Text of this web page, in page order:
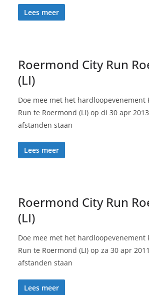
Lees meer
Roermond City Run
(LI)
Doe mee met het hardloopevenement
Run te Roermond (LI) op di 30 apr
afstanden staan
Lees meer
Roermond City Run
(LI)
Doe mee met het hardloopevenement
Run te Roermond (LI) op za 30 apr
afstanden staan
Lees meer